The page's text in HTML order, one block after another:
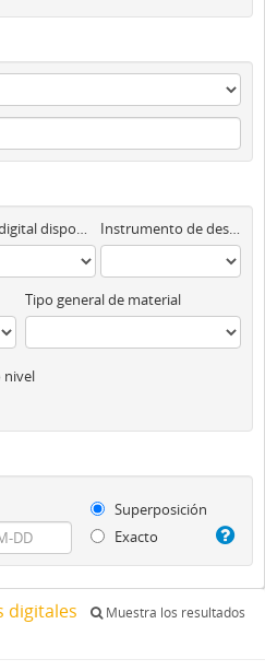
Objeto digital disponibles Instrumento de descripción
Tipo general de material
nivel
Superposición
Exacto
digitales
Muestra los resultados